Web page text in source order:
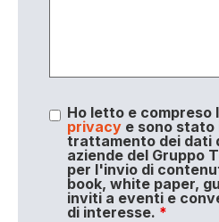
Ho letto e compreso
privacye sono stato
trattamento dei dati
aziende del Gruppo
per l'invio di
book, white paper,
inviti a eventi e
di interesse. *